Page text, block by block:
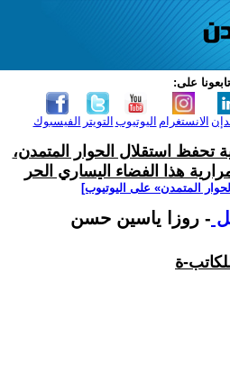
تابعونا على:
الفيسبوك التويتر اليوتيوب الانستغرام
تحفظ استقلال الحوار المتمدن،
هذا الفضاء اليساري الحر
المتمدن» على اليوتيوب]
- روزا ياسين حسن
ة